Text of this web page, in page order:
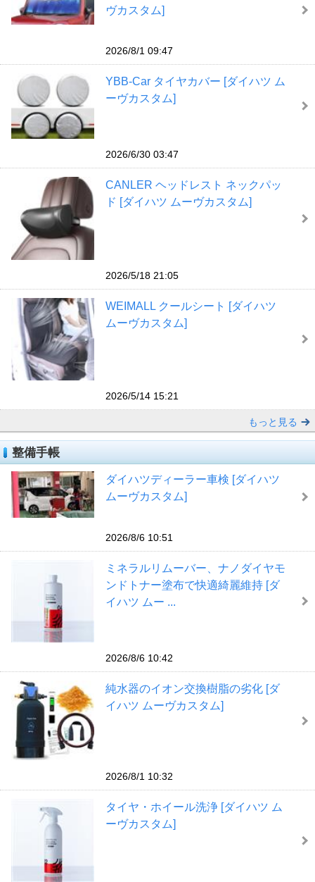
ヴカスタム]
2026/8/1 09:47
YBB-Car タイヤカバー [ダイハツ ム
ーヴカスタム]
2026/6/30 03:47
CANLER ヘッドレスト ネックパッ
ド [ダイハツ ムーヴカスタム]
2026/5/18 21:05
WEIMALL クールシート [ダイハツ
ムーヴカスタム]
2026/5/14 15:21
もっと見る
整備手帳
ダイハツディーラー車検 [ダイハツ
ムーヴカスタム]
2026/8/6 10:51
ミネラルリムーバー、ナノダイヤモ
ンドトナー塗布で快適綺麗維持 [ダ
イハツ ムー ...
2026/8/6 10:42
純水器のイオン交換樹脂の劣化 [ダ
イハツ ムーヴカスタム]
2026/8/1 10:32
タイヤ・ホイール洗浄 [ダイハツ ム
ーヴカスタム]